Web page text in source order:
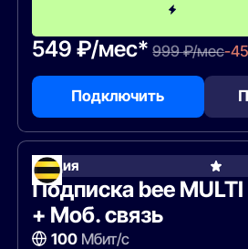
549 ₽/мес* 999 ₽/мес-
Подключить
Акция
Подписка bee MULTI
+ Моб. связь
100Мбит/с